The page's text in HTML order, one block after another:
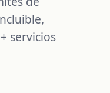
servicios